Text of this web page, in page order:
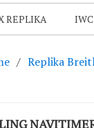
REPLIKA
Replika